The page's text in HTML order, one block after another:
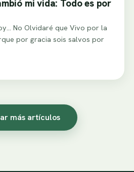
mi vida: Todo es por
No Olvidaré que Vivo por la
por gracia sois salvos por
más artículos